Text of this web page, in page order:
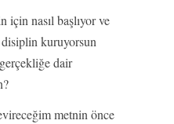
için nasıl başlıyor ve
kuruyorsun
dair
metnin önce